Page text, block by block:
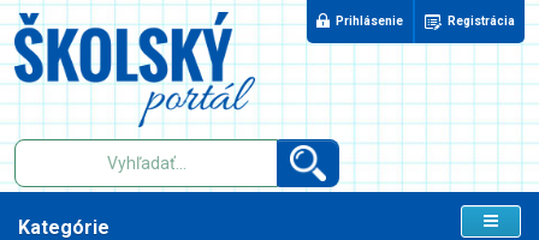
Prihlásenie Registrácia
Kategórie